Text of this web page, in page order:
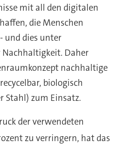
mit all den digitalen
die Menschen
und dies unter
Daher
nachhaltige
biologisch
Stahl) zum Einsatz.
der verwendeten
zu verringern, hat das